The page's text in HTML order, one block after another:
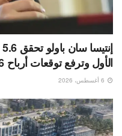
الأول وترفع توقعات أرباح 2026